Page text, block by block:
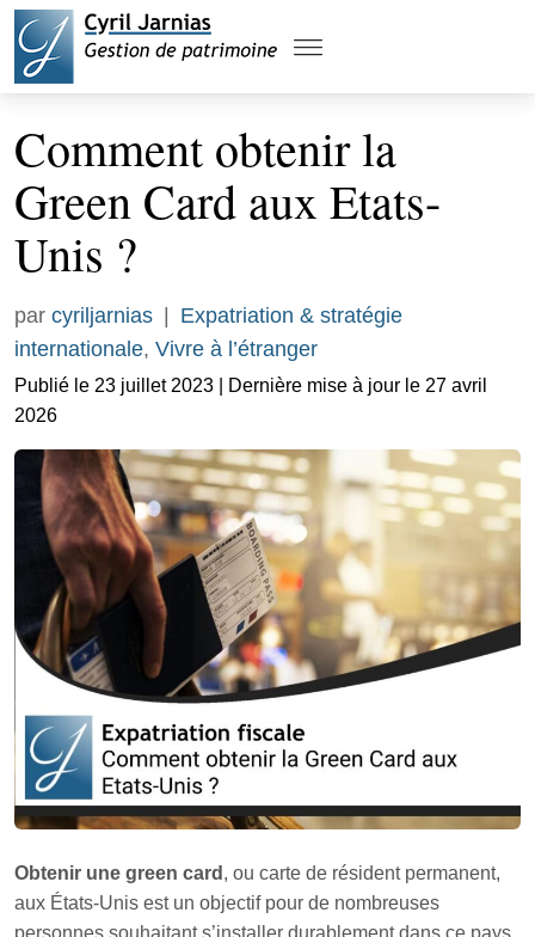
Comment obtenir la
Green Card aux Etats-
Unis ?
par cyriljarnias
Expatriation & stratégie
internationale, Vivre à l’étranger
Publié le 23 juillet 2023 | Dernière mise à jour le 27 avril
2026
Obtenir une green card , ou carte de résident permanent,
aux États-Unis est un objectif pour de nombreuses
personnes souhaitant s’installer durablement dans ce pays.